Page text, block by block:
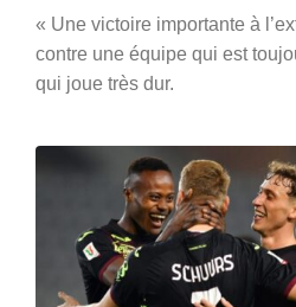
« Une victoire importante à
contre une équipe qui est
qui joue très dur.